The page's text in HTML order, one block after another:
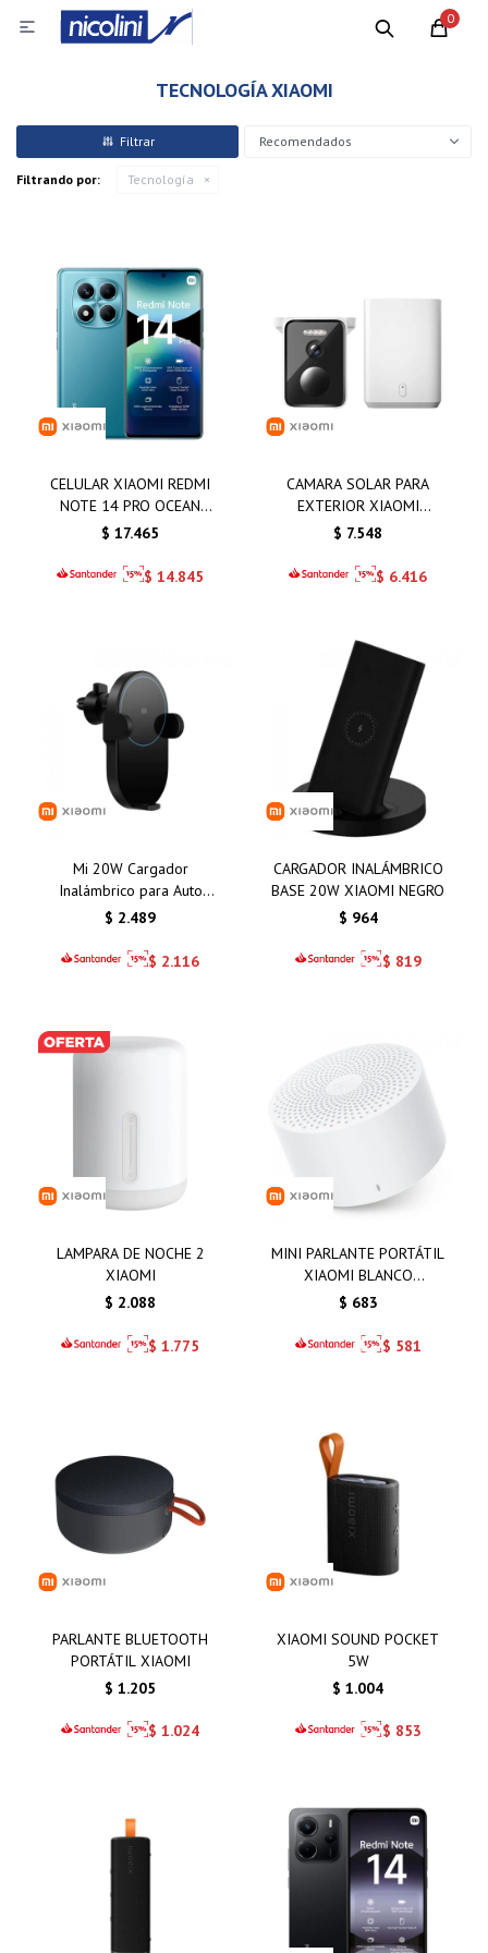
0

TECNOLOGÍA XIAOMI
Recomendados
Filtrando por: Tecnología
CELULAR XIAOMI REDMI
NOTE 14 PRO OCEAN
BLUE 8GB 256GB
$ 17.465
$ 14.845
CAMARA SOLAR PARA
EXTERIOR XIAOMI
BW400 PRO SET
$ 7.548
$ 6.416
Mi 20W Cargador
Inalámbrico para Auto
Xiaomi
$ 2.489
$ 2.116
CARGADOR INALÁMBRICO
BASE 20W XIAOMI NEGRO
$ 964
$ 819
LAMPARA DE NOCHE 2
XIAOMI
$ 2.088
$ 1.775
MINI PARLANTE PORTÁTIL
XIAOMI BLANCO
SPEAKER2 COMPACTO
$ 683
$ 581
PARLANTE BLUETOOTH
PORTÁTIL XIAOMI
$ 1.205
$ 1.024
XIAOMI SOUND POCKET
5W
$ 1.004
$ 853